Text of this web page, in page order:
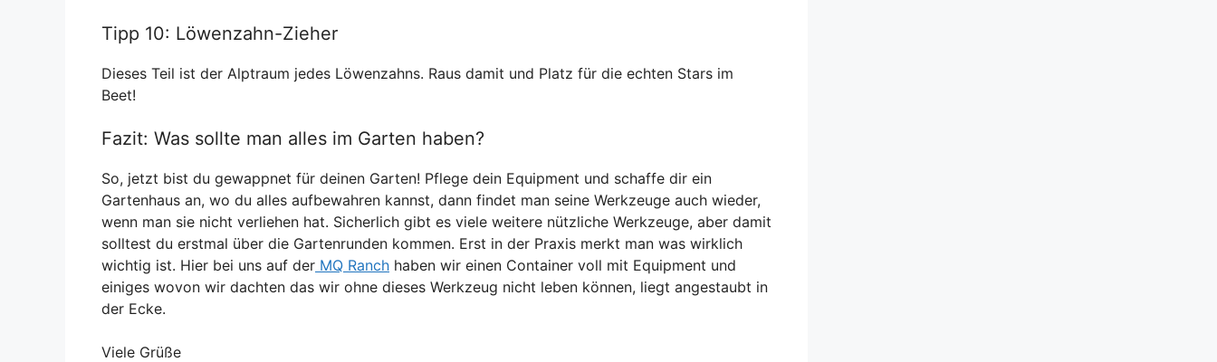
Tipp 10: Löwenzahn-Zieher
Dieses Teil ist der Alptraum jedes Löwenzahns. Raus damit und Platz für die echten Stars im
Beet!
Fazit: Was sollte man alles im Garten haben?
So, jetzt bist du gewappnet für deinen Garten! Pflege dein Equipment und schaffe dir ein
Gartenhaus an, wo du alles aufbewahren kannst, dann findet man seine Werkzeuge auch wieder,
wenn man sie nicht verliehen hat. Sicherlich gibt es viele weitere nützliche Werkzeuge, aber damit
solltest du erstmal über die Gartenrunden kommen. Erst in der Praxis merkt man was wirklich
wichtig ist. Hier bei uns auf der MQ Ranch haben wir einen Container voll mit Equipment und
einiges wovon wir dachten das wir ohne dieses Werkzeug nicht leben können, liegt angestaubt in
der Ecke.
Viele Grüße